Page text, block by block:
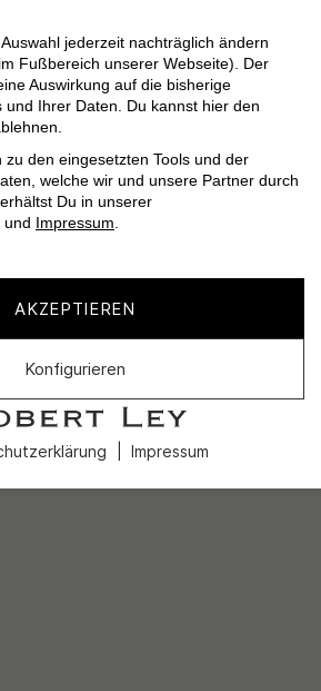
jederzeit nachträglich ändern
Fußbereich unserer Webseite). Der
Auswirkung auf die bisherige
und Ihrer Daten. Du kannst hier den
den eingesetzten Tools und der
welche wir und unsere Partner durch
Du in unserer
und Impressum.
AKZEPTIEREN
Konfigurieren
Impressum